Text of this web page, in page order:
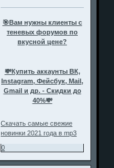
🎯Вам нужны клиенты с
теневых форумов по
вкусной цене?
💸Купить аккаунты ВК,
Instagram, Фейсбук, Mail,
Gmail и др. - Скидки до
40%💸
Скачать самые свежие
новинки 2021 года в mp3
0